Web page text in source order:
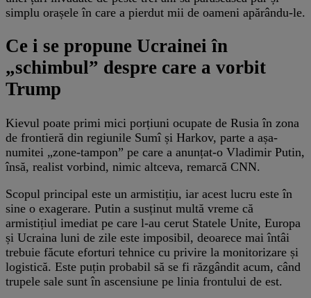
simplu orașele în care a pierdut mii de oameni apărându-le.
Ce i se propune Ucrainei în
„schimbul” despre care a vorbit
Trump
Kievul poate primi mici porțiuni ocupate de Rusia în zona
de frontieră din regiunile Sumî și Harkov, parte a așa-
numitei „zone-tampon” pe care a anunțat-o Vladimir Putin,
însă, realist vorbind, nimic altceva, remarcă CNN.
Scopul principal este un armistițiu, iar acest lucru este în
sine o exagerare. Putin a susținut multă vreme că
armistițiul imediat pe care l-au cerut Statele Unite, Europa
și Ucraina luni de zile este imposibil, deoarece mai întâi
trebuie făcute eforturi tehnice cu privire la monitorizare și
logistică. Este puțin probabil să se fi răzgândit acum, când
trupele sale sunt în ascensiune pe linia frontului de est.